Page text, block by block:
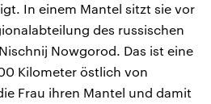
In einem Mantel sitzt sie vor
des russischen
Nowgorod. Das ist eine
Kilometer östlich von
Frau ihren Mantel und damit